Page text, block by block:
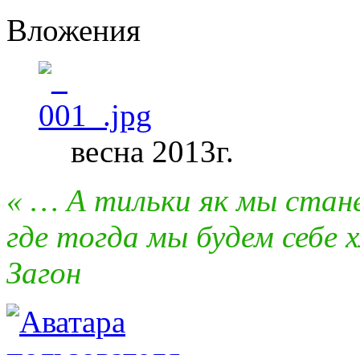
Вложения
весна 2013г.
« … А тильки як мы
где тогда мы будем себе
Загон